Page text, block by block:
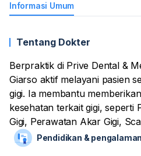
Informasi Umum
Tentang Dokter
Berpraktik di Prive Dental &
Giarso aktif melayani pasien
gigi. Ia membantu
kesehatan terkait gigi, seperti
Gigi, Perawatan Akar Gigi,
Beliau menamatkan
Pendidikan & pengalaman